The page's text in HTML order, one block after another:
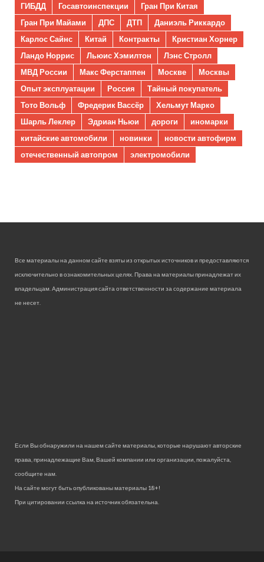
ГИБДД
Госавтоинспекции
Гран При Китая
Гран При Майами
ДПС ДТП
Даниэль Риккардо
Карлос Сайнс
Китай Контракты
Кристиан Хорнер
Ландо Норрис
Льюис Хэмилтон
Лэнс Стролл
МВД России
Макс Ферстаппен Москве
Москвы
Опыт эксплуатации
Россия
Тайный покупатель
Тото Вольф
Фредерик Вассёр
Хельмут Марко
Шарль Леклер
Эдриан Ньюи дороги
иномарки
китайские автомобили
новинки
новости автофирм
отечественный автопром
электромобили
Все материалы на данном сайте взяты из открытых источников и предоставляются
исключительно в ознакомительных целях. Права на материалы принадлежат их
владельцам. Администрация сайта ответственности за содержание материала
не несет.
Если Вы обнаружили на нашем сайте материалы, которые нарушают авторские
права, принадлежащие Вам, Вашей компании или организации, пожалуйста,
сообщите нам.
На сайте могут быть опубликованы материалы 18+!
При цитировании ссылка на источник обязательна.